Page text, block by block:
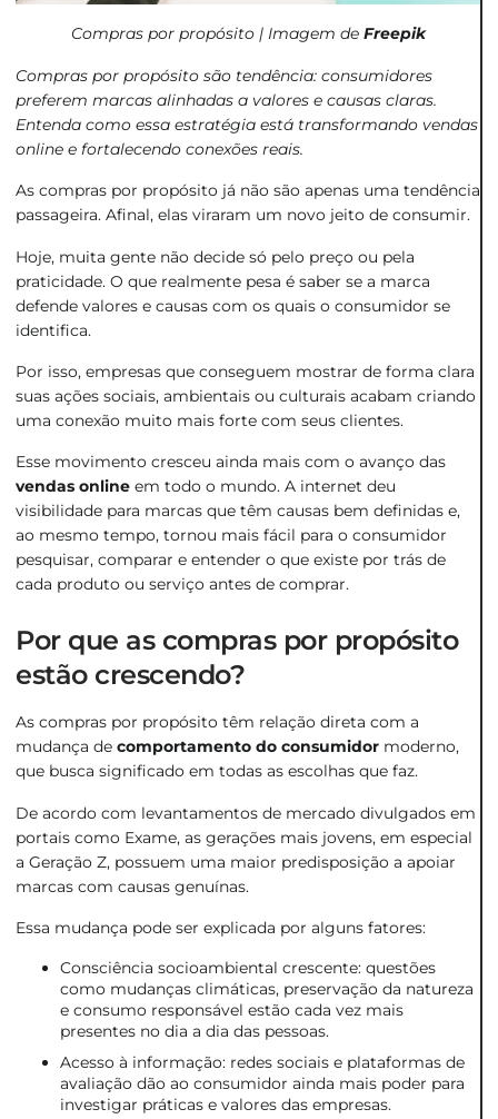
Compras por propósito | Imagem de Freepik
Compras por propósito são tendência: consumidores
preferem marcas alinhadas a valores e causas claras.
Entenda como essa estratégia está transformando vendas
online e fortalecendo conexões reais.
As compras por propósito já não são apenas uma tendência
passageira. Afinal, elas viraram um novo jeito de consumir.
Hoje, muita gente não decide só pelo preço ou pela
praticidade. O que realmente pesa é saber se a marca
defende valores e causas com os quais o consumidor se
identifica.
Por isso, empresas que conseguem mostrar de forma clara
suas ações sociais, ambientais ou culturais acabam criando
uma conexão muito mais forte com seus clientes.
Esse movimento cresceu ainda mais com o avanço das
vendas online em todo o mundo. A internet deu
visibilidade para marcas que têm causas bem definidas e,
ao mesmo tempo, tornou mais fácil para o consumidor
pesquisar, comparar e entender o que existe por trás de
cada produto ou serviço antes de comprar.
Por que as compras por propósito
estão crescendo?
As compras por propósito têm relação direta com a
mudança de comportamento do consumidor moderno,
que busca significado em todas as escolhas que faz.
De acordo com levantamentos de mercado divulgados em
portais como Exame, as gerações mais jovens, em especial
a Geração Z, possuem uma maior predisposição a apoiar
marcas com causas genuínas.
Essa mudança pode ser explicada por alguns fatores:
Consciência socioambiental crescente: questões
como mudanças climáticas, preservação da natureza
e consumo responsável estão cada vez mais
presentes no dia a dia das pessoas.
Acesso à informação: redes sociais e plataformas de
avaliação dão ao consumidor ainda mais poder para
investigar práticas e valores das empresas.